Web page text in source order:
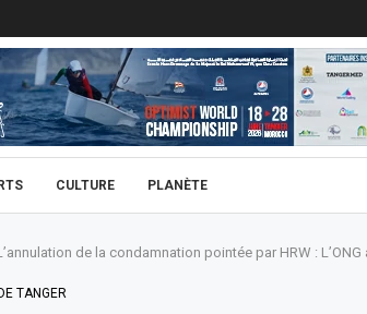
CULTURE PLANÈTE
de la condamnation pointée par HRW :
TANGER